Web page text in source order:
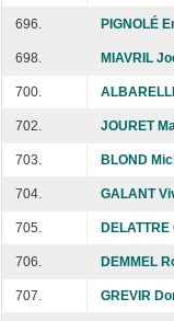
696. PIGNOLÉ
698. MIAVRIL
700.
702. JOURET
703. BLOND
704. GALANT
705.
706. DEMMEL
707. GREVIR